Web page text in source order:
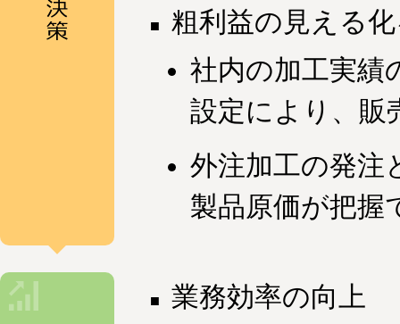
粗利益の見える
社内の加工実績
設定により、販
外注加工の発注
製品原価が把握
業務効率の向上